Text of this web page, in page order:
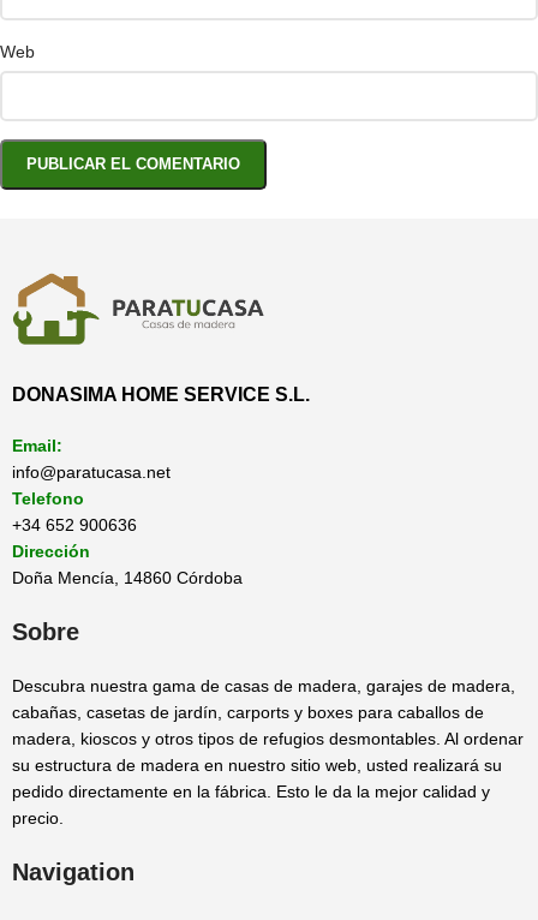
Web
DONASIMA HOME SERVICE S.L.
Email:
info@paratucasa.net
Telefono
+34 652 900636
Dirección
Doña Mencía, 14860 Córdoba
Sobre
Descubra nuestra gama de casas de madera, garajes de madera,
cabañas, casetas de jardín, carports y boxes para caballos de
madera, kioscos y otros tipos de refugios desmontables. Al ordenar
su estructura de madera en nuestro sitio web, usted realizará su
pedido directamente en la fábrica. Esto le da la mejor calidad y
precio.
Navigation